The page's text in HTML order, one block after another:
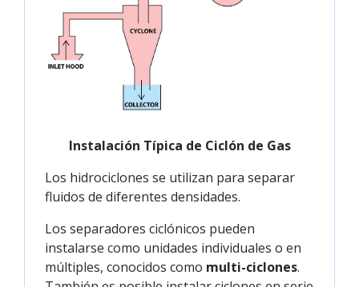
Instalación Típica de Ciclón de Gas
Los hidrociclones se utilizan para separar
fluidos de diferentes densidades.
Los separadores ciclónicos pueden
instalarse como unidades individuales o en
múltiples, conocidos como multi-ciclones.